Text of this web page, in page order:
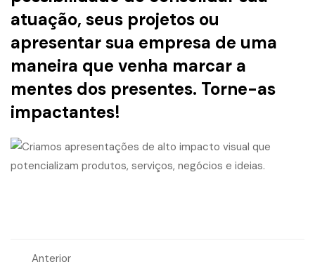
atuação, seus projetos ou
apresentar sua empresa de uma
maneira que venha marcar a
mentes dos presentes. Torne-as
impactantes!
Anterior